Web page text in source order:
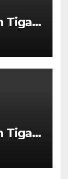
Tiga
Tiga